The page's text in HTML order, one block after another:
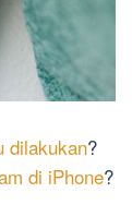
dilakukan?
di iPhone?